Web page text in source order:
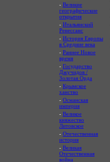
- Великие
географические
открытия
- Итальянский
Ренессанс
- История Европы
в Средние века
- Раннее Новое
время
- Государство
Джучидов /
Золотая Орда
- Крымское
ханство
- Османская
империя
- Великое
княжество
Литовское
- Отечественная
история
- Великая
Отечественная
война